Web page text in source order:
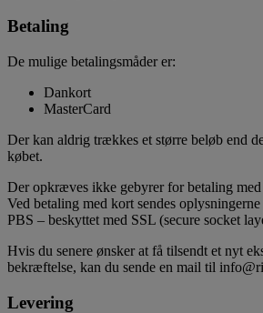
Betaling
De mulige betalingsmåder er:
Dankort
MasterCard
Der kan aldrig trækkes et større beløb end
købet.
Der opkræves ikke gebyrer for betaling
Ved betaling med kort sendes
PBS – beskyttet med SSL (secure socket
Hvis du senere ønsker at få tilsendt et nyt
bekræftelse, kan du sende en mail til
Levering